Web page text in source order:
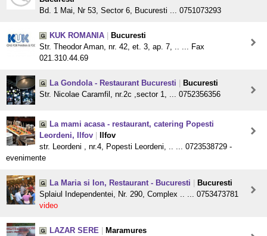
Bd. 1 Mai, Nr 53, Sector 6, Bucuresti ... 0751073293
KUK ROMANIA
Bucuresti
Str. Theodor Aman, nr. 42, et. 3, ap. 7, .. ... Fax
021.310.44.69
La Gondola - Restaurant Bucuresti
Bucuresti
Str. Nicolae Caramfil, nr.2c ,sector 1, ... 0752356356
La mami acasa - restaurant, catering Popesti
Leordeni, Ilfov
Ilfov
str. Leordeni , nr.4, Popesti Leordeni, .. ... 0723538729 -
evenimente
La Maria si Ion, Restaurant - Bucuresti
Bucuresti
Splaiul Independentei, Nr. 290, Complex .. ... 0753473781
video
LAZAR SERE
Maramures